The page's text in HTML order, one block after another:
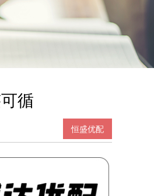
循
恒盛优配